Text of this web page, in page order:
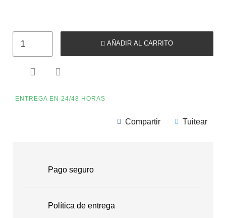
AÑADIR AL CARRITO
 
ENTREGA EN 24/48 HORAS
Compartir Tuitear
Pago seguro
Política de entrega